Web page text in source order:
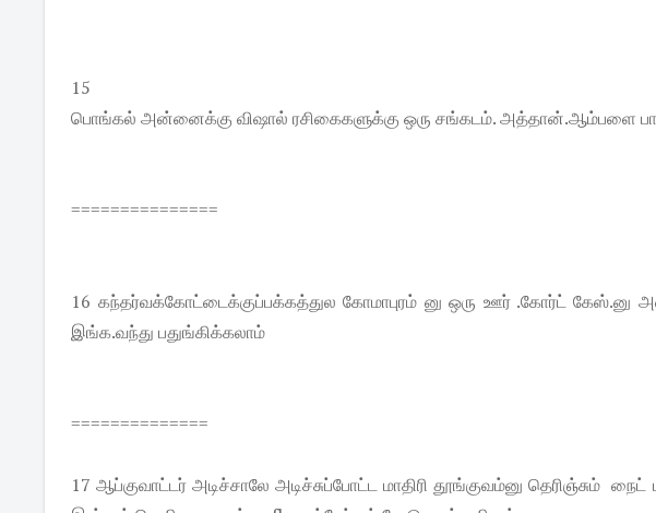
15
பொங்கல் அன்னைக்கு விஷால் ரசிகைகளுக்கு ஒரு சங்கடம். அத்தான்.ஆம்பளை
===============
16 கந்தர்வக்கோட்டைக்குப்பக்கத்துல கோமாபுரம் னு ஒரு ஊர் .கோர்ட் கேஸ்.னு
இங்க.வந்து பதுங்கிக்கலாம்
==============
17 ஆப்குவாட்டர் அடிச்சாலே அடிச்சுப்போட்ட மாதிரி தூங்குவம்னு தெரிஞ்சும்